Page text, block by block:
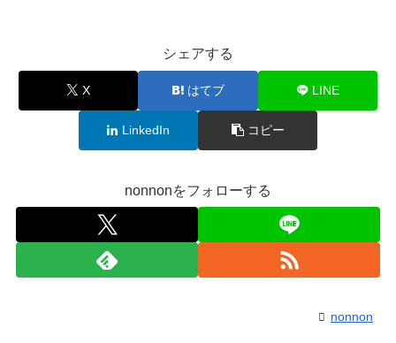
シェアする
X はてブ LINE
LinkedIn コピー
nonnonをフォローする
nonnon